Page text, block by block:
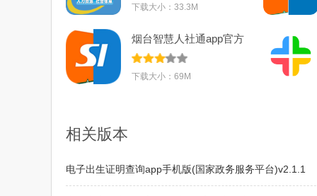
下载大小：33.3M
烟台智慧人社通app官方
版v2.25.1
下载大小：69M
相关版本
电子出生证明查询app手机版(国家政务服务平台)v2.1.1